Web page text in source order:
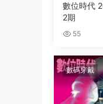
數位時代
2期
55
數碼穿戴